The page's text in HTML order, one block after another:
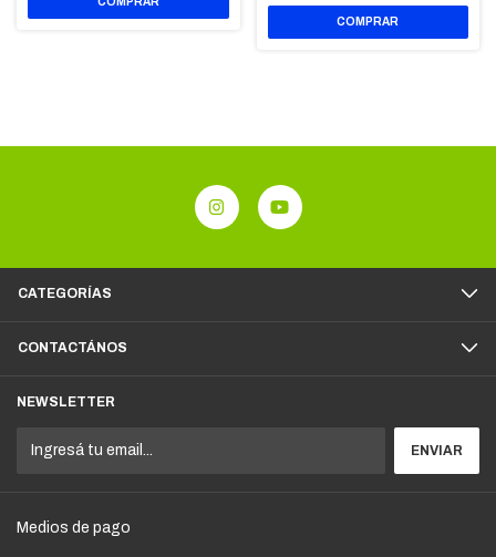
CATEGORÍAS
CONTACTÁNOS
NEWSLETTER
Medios de pago